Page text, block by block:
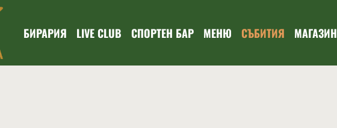
БИРАРИЯ LIVE CLUB СПОРТЕН БАР МЕНЮ СЪБИТИЯ МАГАЗИН